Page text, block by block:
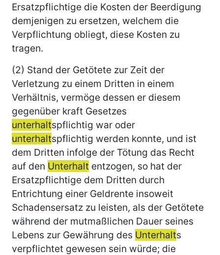
Ersatzpflichtige die Kosten der Beerdigung
demjenigen zu ersetzen, welchem die
Verpflichtung obliegt, diese Kosten zu
tragen.
(2) Stand der Getötete zur Zeit der
Verletzung zu einem Dritten in einem
Verhältnis, vermöge dessen er diesem
gegenüber kraft Gesetzes
unterhaltspflichtig war oder
unterhaltspflichtig werden konnte, und ist
dem Dritten infolge der Tötung das Recht
auf den Unterhalt entzogen, so hat der
Ersatzpflichtige dem Dritten durch
Entrichtung einer Geldrente insoweit
Schadensersatz zu leisten, als der Getötete
während der mutmaßlichen Dauer seines
Lebens zur Gewährung des Unterhalts
verpflichtet gewesen sein würde; die